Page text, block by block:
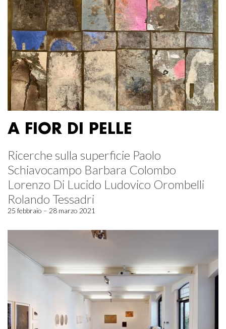
A FIOR DI PELLE
Ricerche sulla superficie Paolo
Schiavocampo Barbara Colombo
Lorenzo Di Lucido Ludovico Orombelli
Rolando Tessadri
25 febbraio – 28 marzo 2021